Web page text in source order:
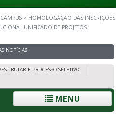
> HOMOLOGAÇÃO DAS INSCRIÇÕES
UNIFICADO DE PROJETOS.
NOTÍCIAS
E PROCESSO SELETIVO
MENU